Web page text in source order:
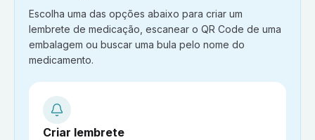
Escolha uma das opções abaixo para criar um
lembrete de medicação, escanear o QR Code de uma
embalagem ou buscar uma bula pelo nome do
medicamento.
Criar lembrete